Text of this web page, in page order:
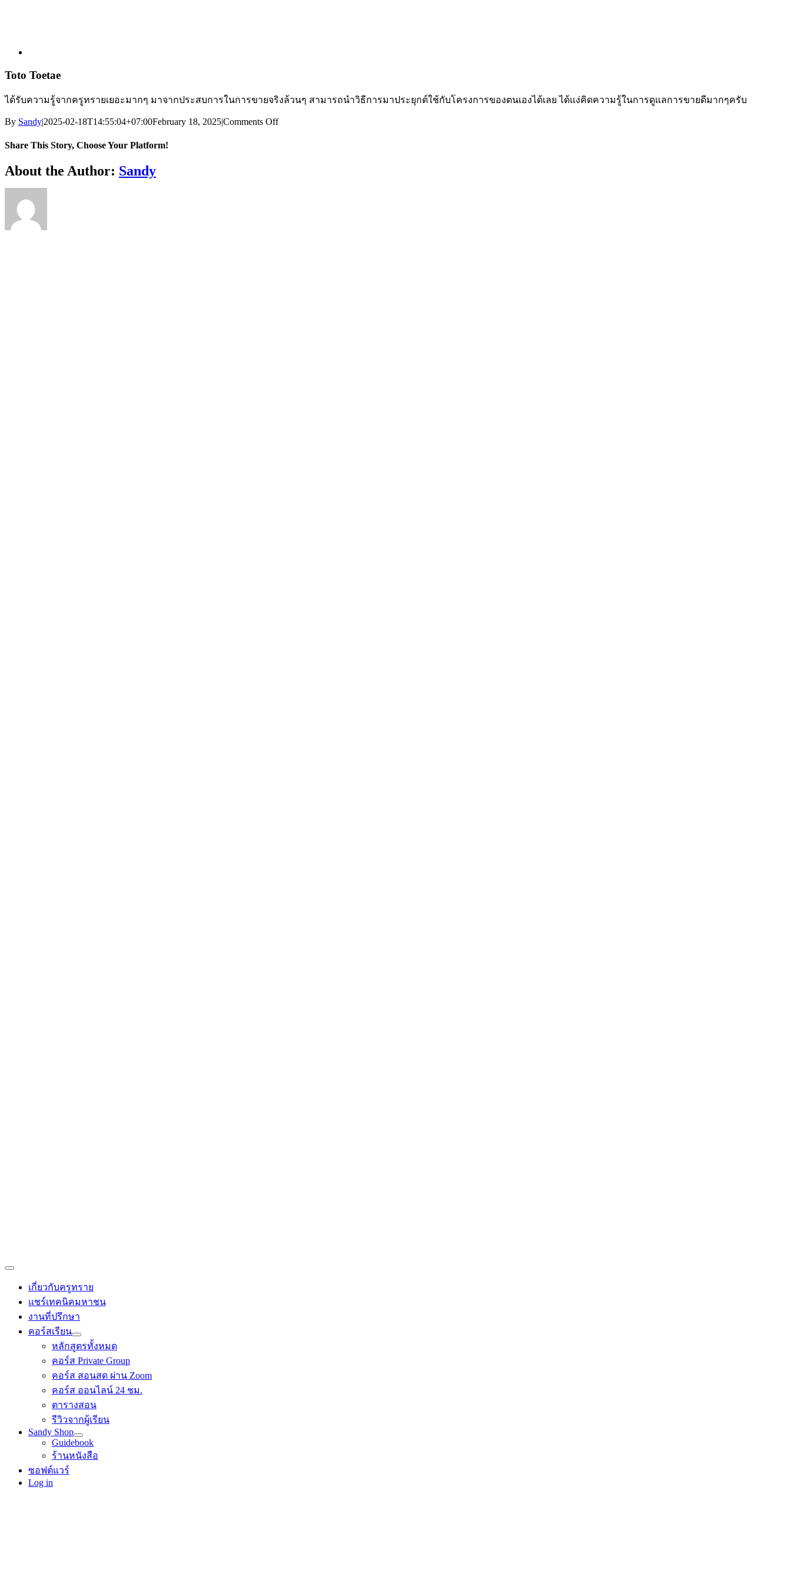
Toggle
Navigation
เกี่ยวกับครูทราย
แชร์เทคนิคมหาชน
งานที่ปรึกษา
คอร์สเรียน
หลักสูตรทั้งหมด
คอร์ส Private Group
คอร์ส สอนสด ผ่าน Zoom
คอร์ส ออนไลน์ 24 ชม.
ตารางสอน
รีวิวจากผู้เรียน
Sandy Shop
Guidebook
ร้านหนังสือ
ซอฟต์แวร์
Log in
Toto Toetae
ได้รับความรู้จากครูทรายเยอะมากๆ มาจากประสบการในการขายจริงล้วนๆ สามารถนำวิธีการมาประยุกต์ใช้กับโครงการของตนเองได้เลย ได้แง่คิดความรู้ในการดูแลการขายดีมากๆครับ
By Sandy|2025-02-18T14:55:04+07:00February 18, 2025|Comments Offon
Share This Story, Choose Your Platform!
Facebook
X
Reddit
LinkedIn
WhatsApp
Telegram
Tumblr
Pinterest
Vk
Xing
Email
About the Author: Sandy